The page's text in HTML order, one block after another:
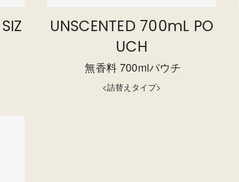
UNSCENTED 700mL PO
UCH
無香料 700mlパウチ
<詰替えタイプ>